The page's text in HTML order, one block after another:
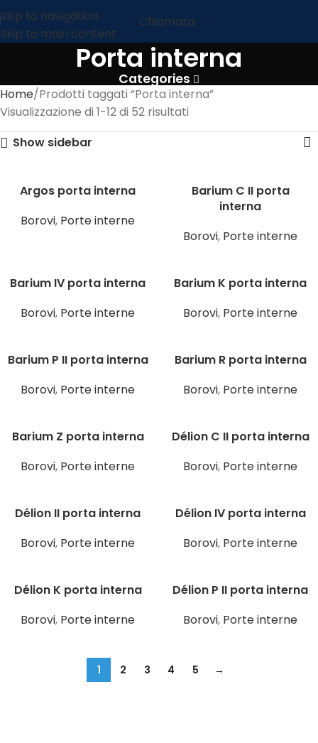
Skip to navigation
Skip to main content
Chiamata
Porta interna
Categories
Home Prodotti taggati “Porta interna”
Visualizzazione di 1-12 di 52 risultati
Show sidebar
Argos porta interna
Borovi, Porte interne
Barium C II porta
interna
Borovi, Porte interne
Barium IV porta interna
Borovi, Porte interne
Barium K porta interna
Borovi, Porte interne
Barium P II porta interna
Borovi, Porte interne
Barium R porta interna
Borovi, Porte interne
Barium Z porta interna
Borovi, Porte interne
Délion C II porta interna
Borovi, Porte interne
Délion II porta interna
Borovi, Porte interne
Délion IV porta interna
Borovi, Porte interne
Délion K porta interna
Borovi, Porte interne
Délion P II porta interna
Borovi, Porte interne
1 2 3 4 5 →